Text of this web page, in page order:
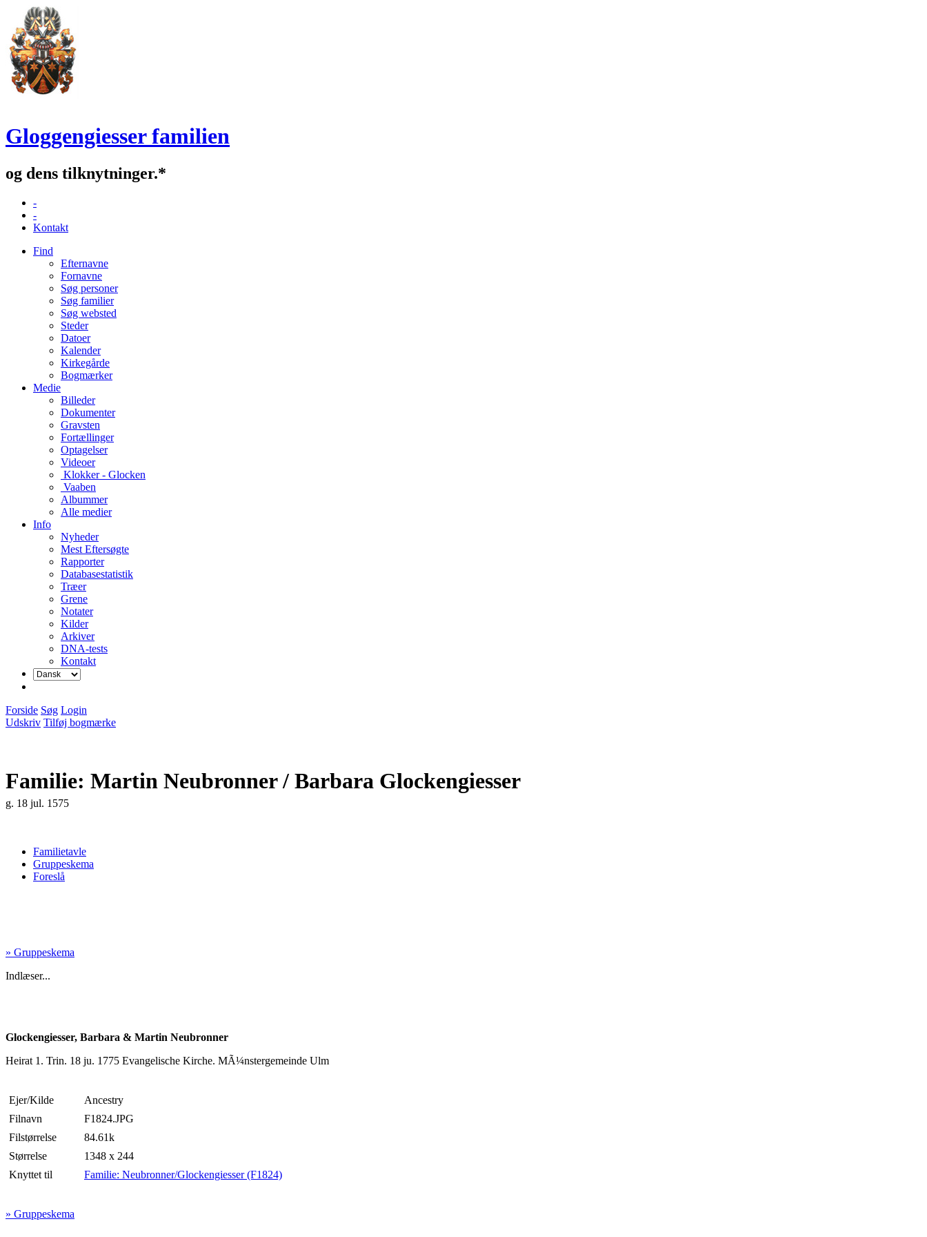
Gloggengiesser familien
og dens tilknytninger.*
-
-
Kontakt
Find
Efternavne
Fornavne
Søg personer
Søg familier
Søg websted
Steder
Datoer
Kalender
Kirkegårde
Bogmærker
Medie
Billeder
Dokumenter
Gravsten
Fortællinger
Optagelser
Videoer
Klokker - Glocken
Vaaben
Albummer
Alle medier
Info
Nyheder
Mest Eftersøgte
Rapporter
Databasestatistik
Træer
Grene
Notater
Kilder
Arkiver
DNA-tests
Kontakt
Forside Søg Login
Udskriv Tilføj bogmærke
Familie: Martin Neubronner / Barbara Glockengiesser
g. 18 jul. 1575
Familietavle
Gruppeskema
Foreslå
» Gruppeskema
Indlæser...
Glockengiesser, Barbara & Martin Neubronner
Heirat 1. Trin. 18 ju. 1775 Evangelische Kirche. MÃ¼nstergemeinde Ulm
Ejer/Kilde
Ancestry
Filnavn
F1824.JPG
Filstørrelse
84.61k
Størrelse
1348 x 244
Knyttet til
Familie: Neubronner/Glockengiesser (F1824)
» Gruppeskema